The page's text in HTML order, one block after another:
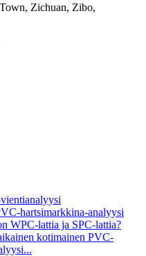
Zichuan, Zibo,
hartsimarkkina-analyysi
WPC-lattia ja SPC-lattia?
kotimainen PVC-